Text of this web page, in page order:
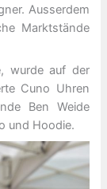
Ausserdem
Marktstände
wurde auf der
Cuno Uhren
Ben Weide
und Hoodie.